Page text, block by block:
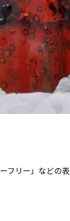
フリー」などの